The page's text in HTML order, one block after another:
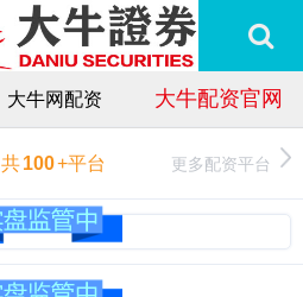
大牛网配资 大牛配资官网
共100+平台 更多配资平台